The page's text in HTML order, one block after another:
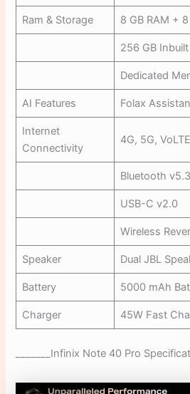
Ram & Storage 8 GB RAM +
256 GB
Dedicated
AI Features Folax
Internet
Connectivity
4G, 5G,
Bluetooth v5.3
USB-C v2.0
Wireless
Speaker Dual JBL
Battery 5000 mAh
Charger 45W Fast
_______Infinix Note 40 Pro